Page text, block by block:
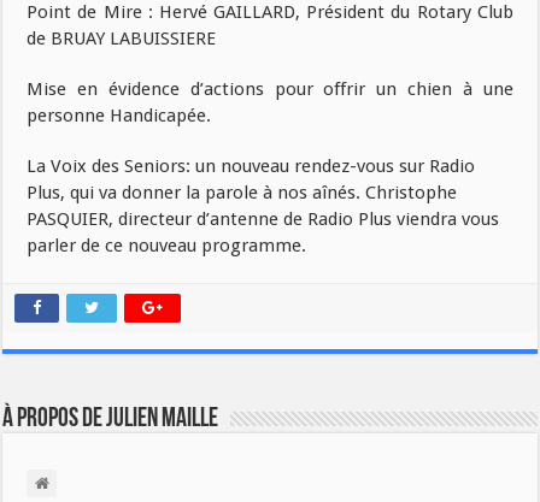
Point de Mire : Hervé GAILLARD, Président du Rotary Club
de BRUAY LABUISSIERE
Mise en évidence d’actions pour offrir un chien à une
personne Handicapée.
La Voix des Seniors: un nouveau rendez-vous sur Radio
Plus, qui va donner la parole à nos aînés. Christophe
PASQUIER, directeur d’antenne de Radio Plus viendra vous
parler de ce nouveau programme.
À propos de Julien Maille